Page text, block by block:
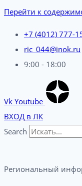
Перейти к
+7 (4012) 777-
ric_044@inok.ru
9:00 - 18:00
Vk Youtube
ВХОД в ЛК
Search
Региональный